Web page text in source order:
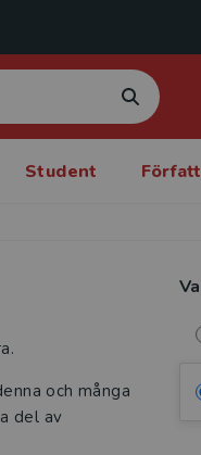
Student
och många
del av